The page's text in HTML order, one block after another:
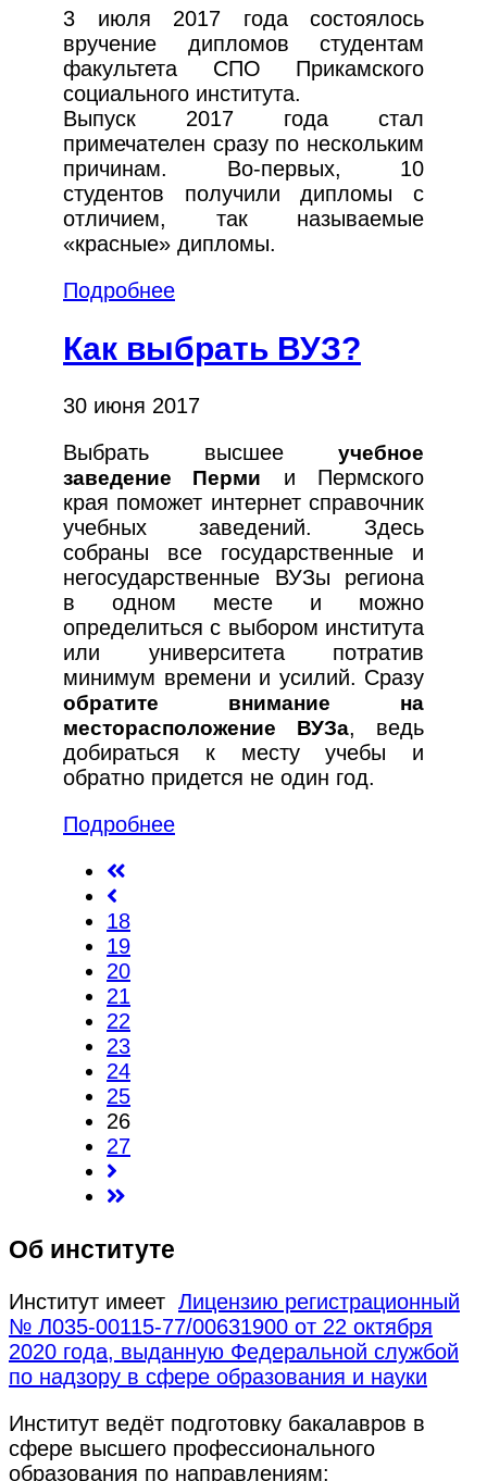
3 июля 2017 года состоялось
вручение дипломов студентам
факультета СПО Прикамского
социального института.
Выпуск 2017 года стал
примечателен сразу по нескольким
причинам. Во-первых, 10
студентов получили дипломы с
отличием, так называемые
«красные» дипломы.
Подробнее
Как выбрать ВУЗ?
30 июня 2017
Выбрать высшее учебное
заведение Перми и Пермского
края поможет интернет справочник
учебных заведений. Здесь
собраны все государственные и
негосударственные ВУЗы региона
в одном месте и можно
определиться с выбором института
или университета потратив
минимум времени и усилий. Сразу
обратите внимание на
месторасположение ВУЗа, ведь
добираться к месту учебы и
обратно придется не один год.
Подробнее
18
19
20
21
22
23
24
25
26
27
Об институте
Институт имеет Лицензию регистрационный
№ Л035-00115-77/00631900 от 22 октября
2020 года, выданную Федеральной службой
по надзору в сфере образования и науки
Институт ведёт подготовку бакалавров в
сфере высшего профессионального
образования по направлениям: